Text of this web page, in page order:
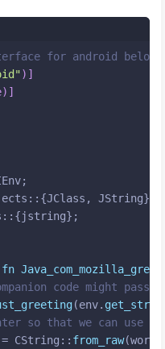
for android below
)]
JString};
fn
code might
(env.
so that we can use it
= CString:: from_raw